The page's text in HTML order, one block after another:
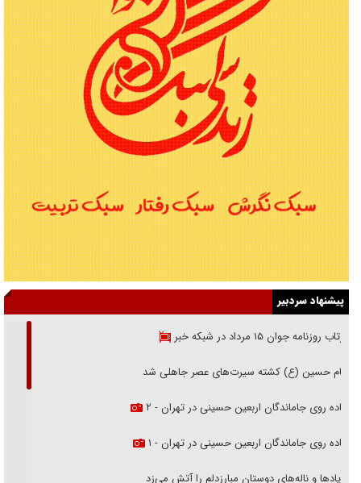
پیشنهاد سردبیر
بازتاب روزنامه جوان ۱۵ مرداد در شبکه خبر
امام حسین (ع) کشته سیرت‌های عصر جاهلی شد
پیاده روی جاماندگان اربعین حسینی در تهران - ۲
پیاده روی جاماندگان اربعین حسینی در تهران - ۱
فریاد‌ها و ناله‌های دوستان مبارزدلم را آتش می‌زد